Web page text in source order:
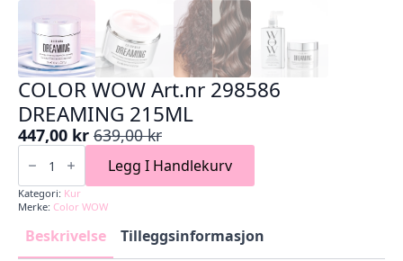
COLOR WOW Art.nr 298586
DREAMING 215ML
639,00kr
Opprinnelig
pris
var:
639,00 kr.
447,00 kr
Nåværende
pris
er:
447,00 kr.
COLOR
WOW
Art.nr
298586
DREAMING
215ML
Legg I Handlekurv
Kategori: Kur
Merke: Color WOW
Beskrivelse Tilleggsinformasjon